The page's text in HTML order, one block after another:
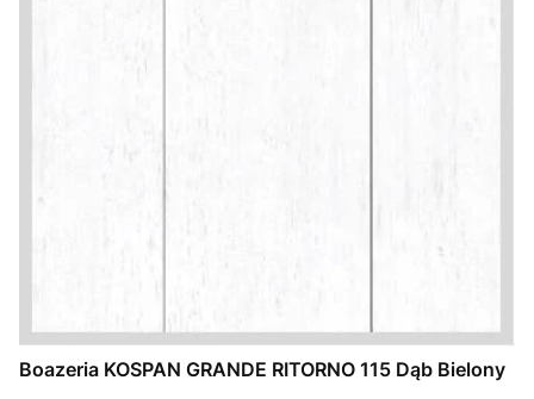
Boazeria KOSPAN GRANDE RITORNO 115 Dąb Bielony